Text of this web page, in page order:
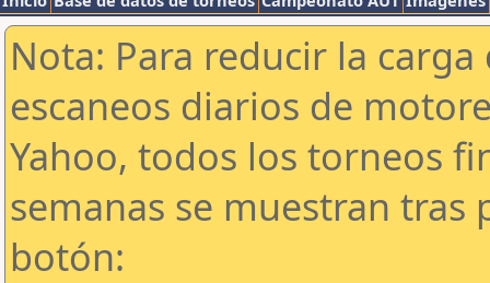
Nota: Para reducir la
escaneos diarios de
Yahoo, todos los torneos
semanas se muestran tras
botón: